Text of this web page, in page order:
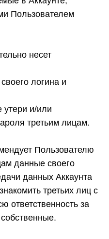
Пользователем
несет
логина и
утери и/или
третьим лицам.
Пользователю
данные своего
данных Аккаунта
третьих лиц с
ответственность за